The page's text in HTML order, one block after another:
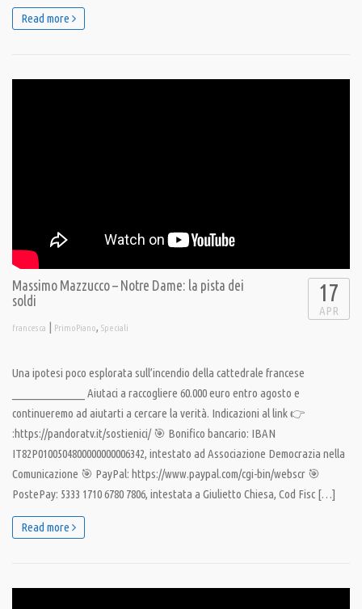
Read more
Massimo Mazzucco – Notre Dame: la pista dei
soldi
francesca | PrimoPiano, Speciali
17
APR
Una ipotesi poco esplorata sull’incendio della cattedrale francese
_______________ Aiutaci a raccogliere 60.000 euro entro agosto e
continueremo ad aiutarti a cercare la verità. Indicazioni al link 👉
:https://pandoratv.it/sostienici/ 🎯 Bonifico bancario: IBAN
IT82P0100504800000000006342, intestato ad Associazione Democrazia nella
Comunicazione 🎯 PayPal: https://www.paypal.com/cgi-bin/webscr 🎯
PostePay: 5333 1710 6780 7806, intestata a Giulietto Chiesa, Cod Fisc […]
Read more